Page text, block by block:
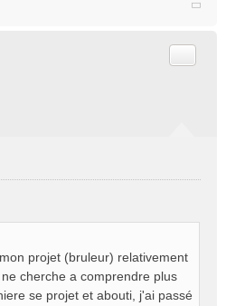
projet (bruleur) relativement
cherche a comprendre plus
se projet et abouti, j'ai passé